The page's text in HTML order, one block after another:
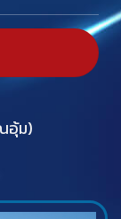
อุ้ม)